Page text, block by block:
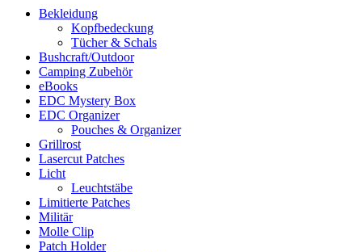
Bekleidung
Kopfbedeckung
Tücher & Schals
Bushcraft/Outdoor
Camping Zubehör
eBooks
EDC Mystery Box
EDC Organizer
Pouches & Organizer
Grillrost
Lasercut Patches
Licht
Leuchtstäbe
Limitierte Patches
Militär
Molle Clip
Patch Holder